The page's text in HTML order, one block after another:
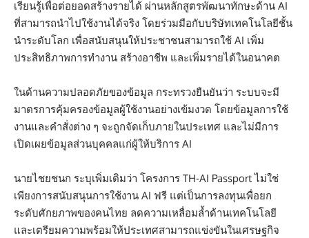
เรียนรู้เพื่อต่อยอดสร้างรายได้ ผ่านหลักสูตรพัฒนาทักษะด้าน AI
ที่สามารถนำไปใช้งานได้จริง โดยร่วมมือกับบริษัทเทคโนโลยีชั้น
นำระดับโลก เพื่อสนับสนุนให้ประชาชนสามารถใช้ AI เพิ่ม
ประสิทธิภาพการทำงาน สร้างอาชีพ และเพิ่มรายได้ในอนาคต
ในด้านความปลอดภัยของข้อมูล กระทรวงยืนยันว่า ระบบจะมี
มาตรการคุ้มครองข้อมูลผู้ใช้งานอย่างเข้มงวด โดยข้อมูลการใช้
งานและคำสั่งต่าง ๆ จะถูกจัดเก็บภายในประเทศ และไม่มีการ
เปิดเผยข้อมูลส่วนบุคคลแก่ผู้ให้บริการ AI
นายไชยชนก ระบุเพิ่มเติมว่า โครงการ TH-AI Passport ไม่ใช่
เพียงการสนับสนุนการใช้งาน AI ฟรี แต่เป็นการลงทุนเพื่อยก
ระดับศักยภาพของคนไทย ลดความเหลื่อมล้ำด้านเทคโนโลยี
และเตรียมความพร้อมให้ประเทศสามารถแข่งขันในเศรษฐกิจ